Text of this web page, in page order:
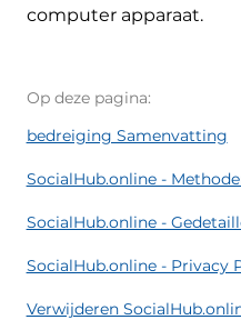
computer apparaat.
Op deze pagina:
bedreiging Samenvatting
SocialHub.online -
SocialHub.online -
SocialHub.online - Privacy
Verwijderen